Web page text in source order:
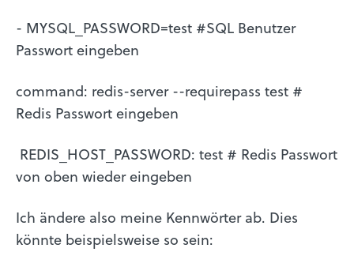
- MYSQL_PASSWORD=test #SQL Benutzer
Passwort eingeben
command: redis-server --requirepass test #
Redis Passwort eingeben
REDIS_HOST_PASSWORD: test # Redis Passwort
von oben wieder eingeben
Ich ändere also meine Kennwörter ab. Dies
könnte beispielsweise so sein: